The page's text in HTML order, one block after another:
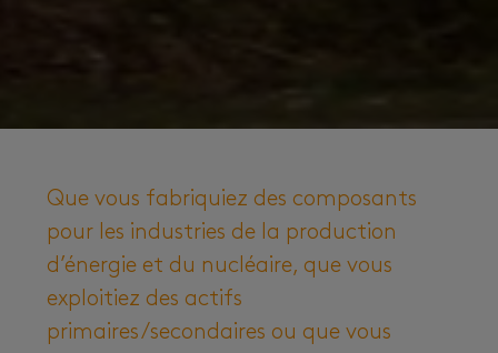
Que vous fabriquiez des composants
pour les industries de la production
d’énergie et du nucléaire, que vous
exploitiez des actifs
primaires/secondaires ou que vous